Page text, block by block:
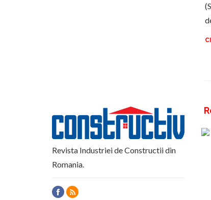
Revista Industriei de Constructii din
Romania.